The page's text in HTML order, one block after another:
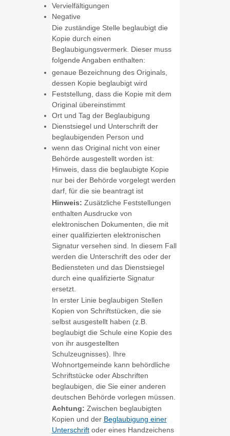
Vervielfältigungen
Negative
Die zuständige Stelle beglaubigt die
Kopie durch einen
Beglaubigungsvermerk. Dieser muss
folgende Angaben enthalten:
genaue Bezeichnung des Originals,
dessen Kopie beglaubigt wird
Feststellung, dass die Kopie mit dem
Original übereinstimmt
Ort und Tag der Beglaubigung
Dienstsiegel und Unterschrift der
beglaubigenden Person und
wenn das Original nicht von einer
Behörde ausgestellt worden ist:
Hinweis, dass die beglaubigte Kopie
nur bei der Behörde vorgelegt werden
darf, für die sie beantragt ist
Hinweis: Zusätzliche Feststellungen
enthalten Ausdrucke von
elektronischen Dokumenten, die mit
einer qualifizierten elektronischen
Signatur versehen sind. In diesem Fall
werden die Unterschrift des oder der
Bediensteten und das Dienstsiegel
durch eine qualifizierte Signatur
ersetzt.
In erster Linie beglaubigen Stellen
Kopien von Schriftstücken, die sie
selbst ausgestellt haben (z.B.
beglaubigt die Schule eine Kopie des
von ihr ausgestellten
Schulzeugnisses) . Ihre
Wohnortgemeinde kann behördliche
Schriftstücke oder Abschriften
beglaubigen, die Sie einer anderen
deutschen Behörde vorlegen müssen.
Achtung: Zwischen beglaubigten
Kopien und der Beglaubigung einer
Unterschriftoder eines Handzeichens